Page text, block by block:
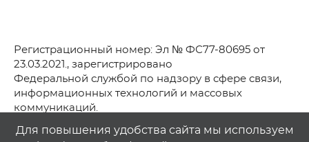
Регистрационный номер: Эл № ФС77-80695 от
23.03.2021., зарегистрировано
Федеральной службой по надзору в сфере связи,
информационных технологий и массовых
коммуникаций.
© АО Телеканал «Первый Ростовский» (2021-2025)
Для повышения удобства сайта мы используем